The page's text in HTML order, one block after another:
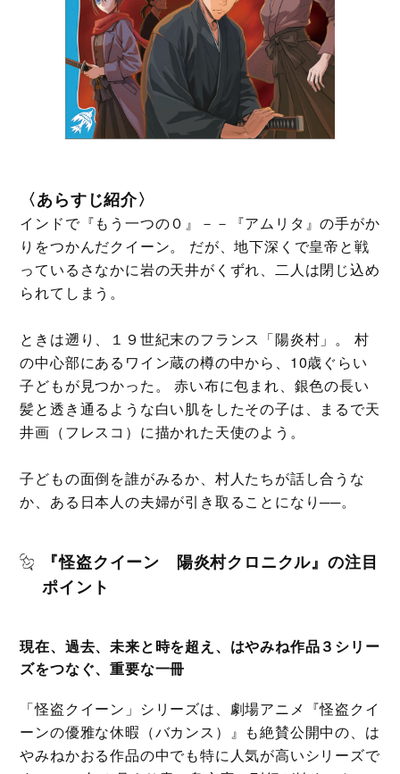
〈あらすじ紹介〉
インドで『もう一つの０』－－『アムリタ』の手がか
りをつかんだクイーン。 だが、地下深くで皇帝と戦
っているさなかに岩の天井がくずれ、二人は閉じ込め
られてしまう。
ときは遡り、１９世紀末のフランス「陽炎村」。 村
の中心部にあるワイン蔵の樽の中から、10歳ぐらい
子どもが見つかった。 赤い布に包まれ、銀色の長い
髪と透き通るような白い肌をしたその子は、まるで天
井画（フレスコ）に描かれた天使のよう。
子どもの面倒を誰がみるか、村人たちが話し合うな
か、ある日本人の夫婦が引き取ることになり──。
『怪盗クイーン 陽炎村クロニクル』の注目
ポイント
現在、過去、未来と時を超え、はやみね作品３シリー
ズをつなぐ、重要な一冊
「怪盗クイーン」シリーズは、劇場アニメ『怪盗クイ
ーンの優雅な休暇（バカンス）』も絶賛公開中の、は
やみねかおる作品の中でも特に人気が高いシリーズで